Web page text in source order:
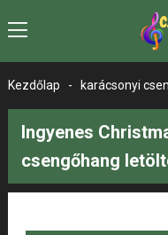
Kezdőlap - karácsonyi
Ingyenes
csengőhang